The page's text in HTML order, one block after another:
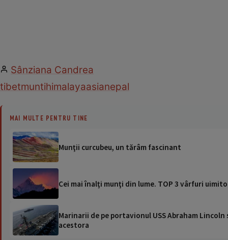
Sânziana Candrea
tibetmuntihimalayaasianepal
MAI MULTE PENTRU TINE
Munţii curcubeu, un tărâm fascinant
Cei mai înalţi munţi din lume. TOP 3 vârfuri
Marinarii de pe portavionul USS Abraham
acestora